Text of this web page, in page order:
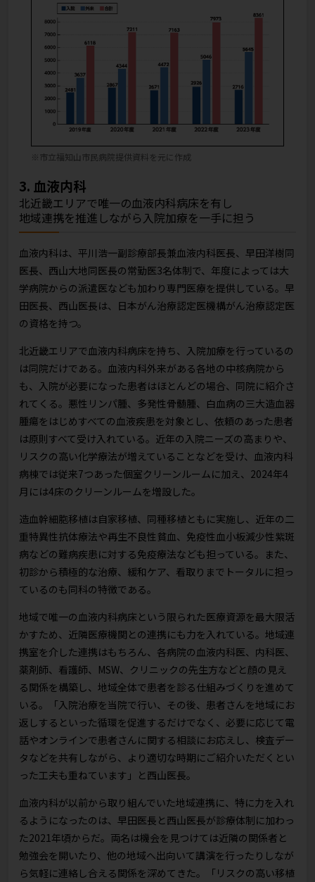
※市立福知山市民病院提供資料を元に作成
3. 血液内科
北近畿エリアで唯一の血液内科病床を有し
地域連携を推進しながら入院加療を一手に担う
血液内科は、平川浩一副診療部長兼血液内科医長、早田洋樹同
医長、西山大地同医長の常勤医3名体制で、年度によっては大
学病院からの派遣医なども加わり専門医療を提供している。早
田医長、西山医長は、日本がん治療認定医機構がん治療認定医
の資格を持つ。
北近畿エリアで血液内科病床を持ち、入院加療を行っているの
は同院だけである。血液内科外来がある各地の中核病院から
も、入院が必要になった患者はほとんどの場合、同院に紹介さ
れてくる。悪性リンパ腫、多発性骨髄腫、白血病の三大造血器
腫瘍をはじめすべての血液疾患を対象とし、依頼のあった患者
は原則すべて受け入れている。近年の入院ニーズの高まりや、
リスクの高い化学療法が増えていることなどを受け、血液内科
病棟では従来7つあった個室クリーンルームに加え、2024年4
月には4床のクリーンルームを増設した。
造血幹細胞移植は自家移植、同種移植ともに実施し、近年の二
重特異性抗体療法や再生不良性貧血、免疫性血小板減少性紫斑
病などの難病疾患に対する免疫療法なども担っている。また、
初診から積極的な治療、緩和ケア、看取りまでトータルに担っ
ているのも同科の特徴である。
地域で唯一の血液内科病床という限られた医療資源を最大限活
かすため、近隣医療機関との連携にも力を入れている。地域連
携室を介した連携はもちろん、各病院の血液内科医、内科医、
薬剤師、看護師、MSW、クリニックの先生方などと顔の見え
る関係を構築し、地域全体で患者を診る仕組みづくりを進めて
いる。「入院治療を当院で行い、その後、患者さんを地域にお
返しするといった循環を促進するだけでなく、必要に応じて電
話やオンラインで患者さんに関する相談にお応えし、検査デー
タなどを共有しながら、より適切な時期にご紹介いただくとい
った工夫も重ねています」と西山医長。
血液内科が以前から取り組んでいた地域連携に、特に力を入れ
るようになったのは、早田医長と西山医長が診療体制に加わっ
た2021年頃からだ。両名は機会を見つけては近隣の関係者と
勉強会を開いたり、他の地域へ出向いて講演を行ったりしなが
ら気軽に連絡し合える関係を深めてきた。「リスクの高い移植